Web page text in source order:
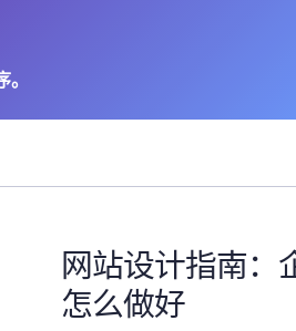
网站设计指南：
怎么做好